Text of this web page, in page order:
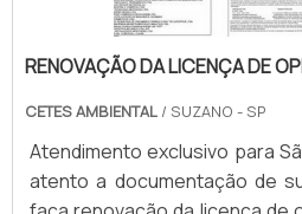
RENOVAÇÃO DA LICENÇA DE
CETES AMBIENTAL / SUZANO - SP
Atendimento exclusivo para
atento a documentação de